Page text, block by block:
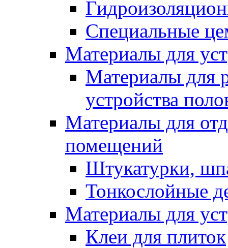
Специальные
Материалы для
Материалы для
устройства
Материалы для
помещений
Штукатурки,
Тонкослойные
Материалы для
Клеи для плиток